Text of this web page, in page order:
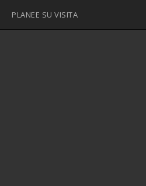
PLANEE SU VISITA